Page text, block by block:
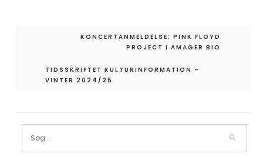
IndlægsnavigationKONCERTANMELDELSE: PINK FLOYD
PROJECT I AMAGER BIO
TIDSSKRIFTET KULTURINFORMATION –
VINTER 2024/25